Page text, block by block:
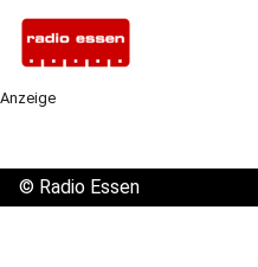
Anzeige
© Radio Essen